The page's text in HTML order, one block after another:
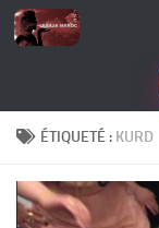
Skip to content
ÉTIQUETÉ : KURD